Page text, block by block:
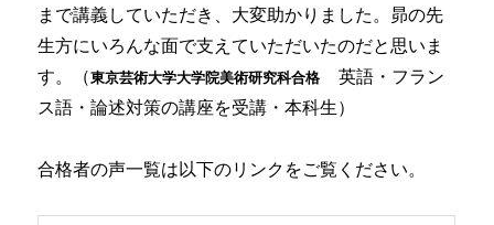
まで講義していただき、大変助かりました。昴の先
生方にいろんな面で支えていただいたのだと思いま
す。（東京芸術大学大学院美術研究科合格
英語・フラン
ス語・論述対策の講座を受講・本科生）
合格者の声一覧は以下のリンクをご覧ください。